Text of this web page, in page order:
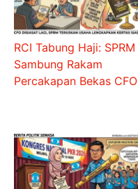
RCI Tabung Haji: SPRM
Sambung Rakam
Percakapan Bekas CFO